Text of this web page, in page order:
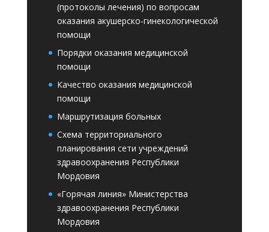
(протоколы лечения) по вопросам
оказания акушерско-гинекологической
помощи
Порядки оказания медицинской
помощи
Качество оказания медицинской
помощи
Маршрутизация больных
Схема территориального
планирования сети учреждений
здравоохранения Республики
Мордовия
«Горячая линия» Министерства
здравоохранения Республики
Мордовия